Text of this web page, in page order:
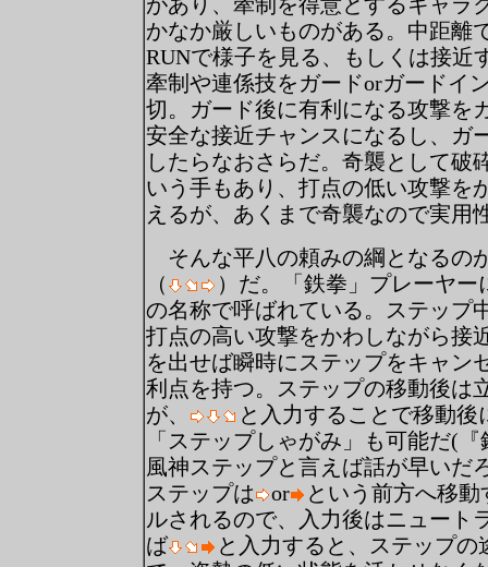
かなか厳しいものがある。中距離
RUNで様子を見る、もしくは接近
牽制や連係技をガードorガードイ
切。ガード後に有利になる攻撃を
安全な接近チャンスになるし、ガ
したらなおさらだ。奇襲として破
いう手もあり、打点の低い攻撃を
えるが、あくまで奇襲なので実用
そんな平八の頼みの綱となるの
（
）だ。「鉄拳」プレーヤ
の名称で呼ばれている。ステップ
打点の高い攻撃をかわしながら接
を出せば瞬時にステップをキャン
利点を持つ。ステップの移動後は
が、
と入力することで移動
「ステップしゃがみ」も可能だ(
風神ステップと言えば話が早いだ
ステップは
or
という前方へ移
ルされるので、入力後はニュート
ば
と入力すると、ステップ